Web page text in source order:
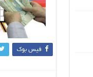
فیس بوک